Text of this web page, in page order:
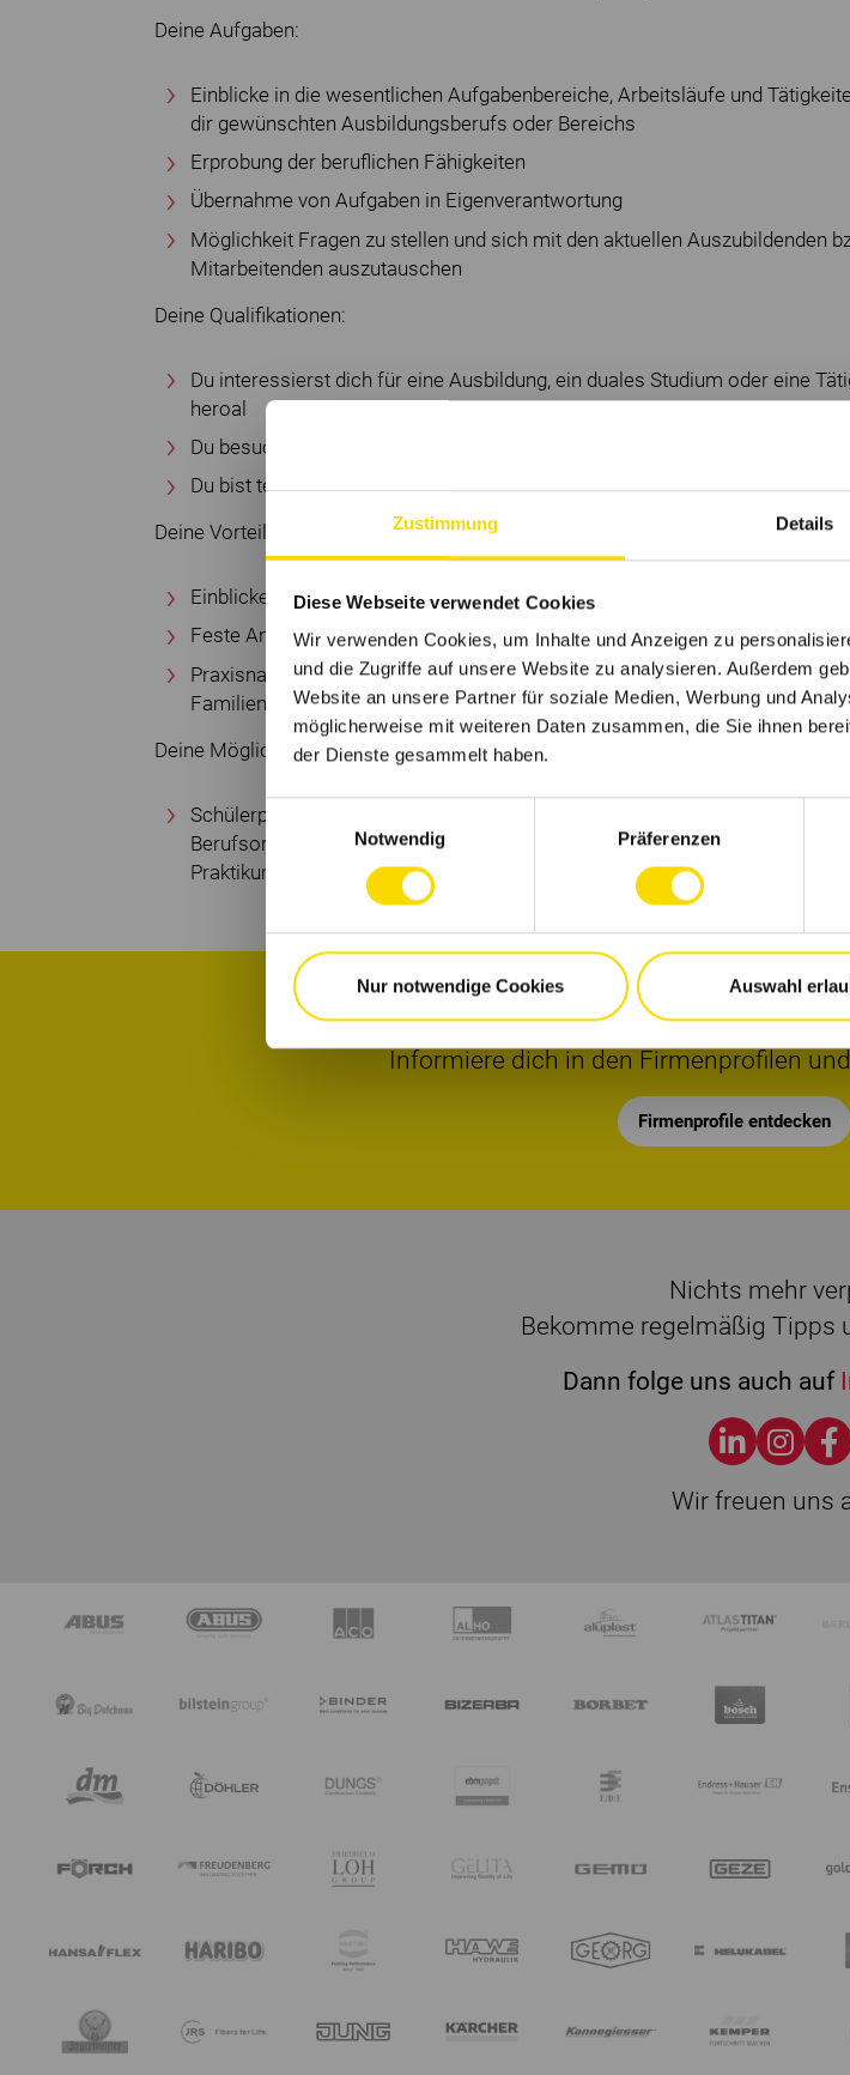
Zustimmung Details
Diese Webseite verwendet Cookies
Wir verwenden Cookies, um Inhalte und Anzeigen zu
und die Zugriffe auf unsere Website zu analysieren. Außerdem
Website an unsere Partner für soziale Medien, Werbung und
möglicherweise mit weiteren Daten zusammen, die Sie ihnen
der Dienste gesammelt haben.
Einwilligungsauswahl
Notwendig
Präferenzen
Nur notwendige Cookies Auswahl
Deine Aufgaben:
Einblicke in die wesentlichen Aufgabenbereiche, Arbeitsläufe und
dir gewünschten Ausbildungsberufs oder Bereichs
Erprobung der beruflichen Fähigkeiten
Übernahme von Aufgaben in Eigenverantwortung
Möglichkeit Fragen zu stellen und sich mit den aktuellen Auszubildenden
Mitarbeitenden auszutauschen
Deine Qualifikationen:
Du interessierst dich für eine Ausbildung, ein duales Studium oder eine
heroal
Du besuchst mindestens die 8. Klasse oder höher
Du bist teamfähig, kommunikativ und engagiert
Deine Vorteile:
Einblicke in die Praxis, zeitlich flexibel, wie es dir passt
Feste Ansprechpartner für Fragen und Anregungen
Praxisnahe Ausbildung in einem BEST PLACE TO LEARN® zertifizierten
Familienunternehmen
Deine Möglichkeiten:
Schülerpraktikum, Tagespraktikum, freiwilliges Praktikum, Praktikum zur
Berufsorientierung, Langzeitpraktikum, Praktikum im Rahmen von Studium,
Praktikum im Rahmen von Umschulung, Girls'Day & Boys'Day, ...
Interesse an
Informiere dich in den Firmenprofilen
Firmenprofile entdecken
Nichts mehr
Bekomme regelmäßig Tipps
Dann folge uns auch auf
Wir freuen uns